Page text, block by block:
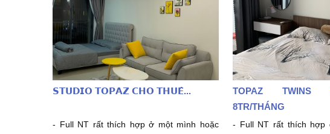
𝗦𝗧𝗨𝗗𝗜𝗢 𝗧𝗢𝗣𝗔𝗭 𝗖𝗛𝗢 𝗧𝗛𝗨𝗘̂...
- Full NT rất thích hợp ở một mình hoặc
TOPAZ TWINS
8TR/THÁNG
- Full NT rất thích hợp